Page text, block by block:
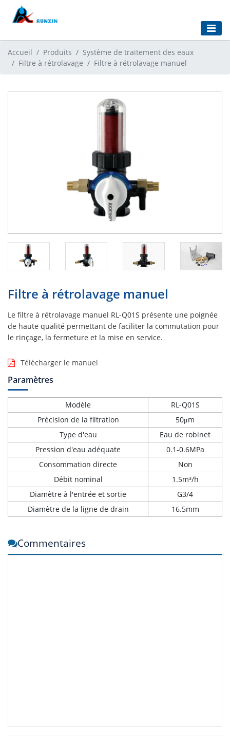
Accueil Produits
Système de traitement des eaux
Filtre à rétrolavage
Filtre à rétrolavage manuel
Filtre à rétrolavage manuel
Le filtre à rétrolavage manuel RL-Q01S présente une poignée
de haute qualité permettant de faciliter la commutation pour
le rinçage, la fermeture et la mise en service.
Télécharger le manuel
Paramètres
Modèle
RL-Q01S
Précision de la filtration
50μm
Type d'eau
Eau de robinet
Pression d'eau adéquate
0.1-0.6MPa
Consommation directe
Non
Débit nominal
1.5m³/h
Diamètre à l'entrée et sortie
G3/4
Diamètre de la ligne de drain
16.5mm
Commentaires